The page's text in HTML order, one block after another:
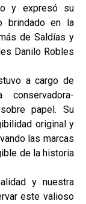
y expresó su
brindado en la
de Saldías y
Danilo Robles
a cargo de
conservadora-
papel. Su
original y
las marcas
de la historia
y nuestra
este valioso